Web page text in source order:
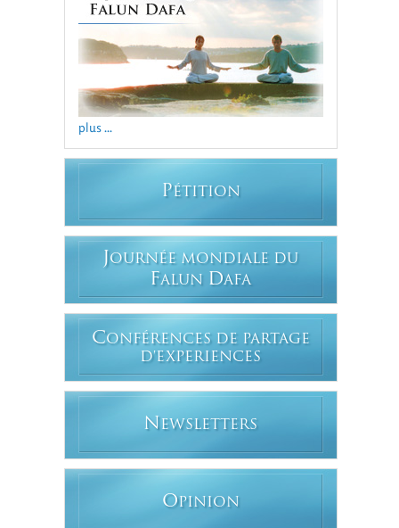
plus ...
PÉTITION
JOURNÉE MONDIALE DU
FALUN DAFA
CONFÉRENCES DE PARTAGE
D'EXPERIENCES
N EWSLETTERS
OPINION